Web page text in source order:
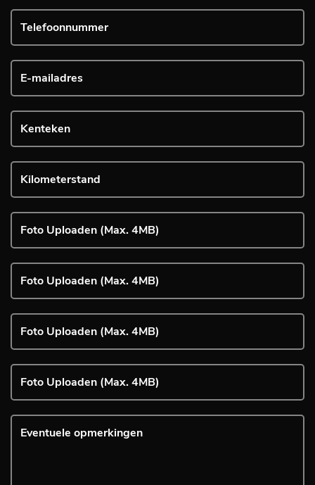
Foto Uploaden (Max. 4MB)
Foto Uploaden (Max. 4MB)
Foto Uploaden (Max. 4MB)
Foto Uploaden (Max. 4MB)